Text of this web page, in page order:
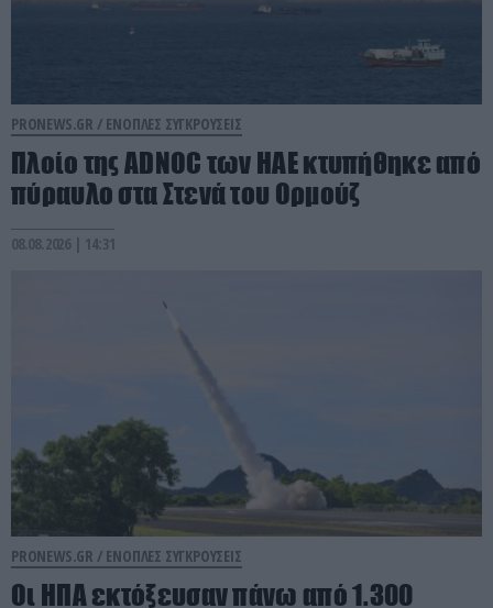
PRONEWS.GR / ΕΝΟΠΛΕΣ ΣΥΓΚΡΟΥΣΕΙΣ
Πλοίο της ADNOC των ΗΑΕ κτυπήθηκε από
πύραυλο στα Στενά του Ορμούζ
08.08.2026 | 14:31
PRONEWS.GR / ΕΝΟΠΛΕΣ ΣΥΓΚΡΟΥΣΕΙΣ
Οι ΗΠΑ εκτόξευσαν πάνω από 1.300